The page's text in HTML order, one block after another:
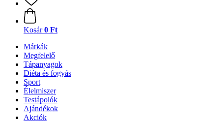
Kosár 0 Ft
Márkák
Megfelelő
Tápanyagok
Diéta és fogyás
Sport
Élelmiszer
Testápolók
Ajándékok
Akciók